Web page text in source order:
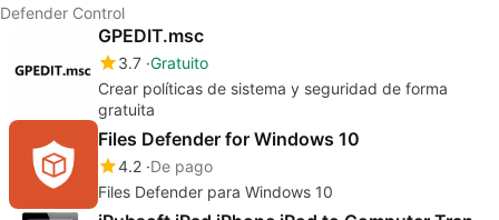
Defender Control
GPEDIT.msc
3.7 Gratuito
Crear políticas de sistema y seguridad de forma
gratuita
Files Defender for Windows 10
4.2 De pago
Files Defender para Windows 10